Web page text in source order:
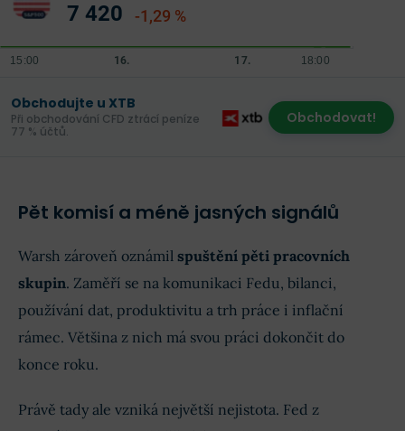
7 420 -1,29 %
Obchodujte u XTB
Při obchodování CFD ztrácí peníze
77 % účtů.
Obchodovat!
Pět komisí a méně jasných signálů
Warsh zároveň oznámil spuštění pěti pracovních
skupin. Zaměří se na komunikaci Fedu, bilanci,
používání dat, produktivitu a trh práce i inflační
rámec. Většina z nich má svou práci dokončit do
konce roku.
Právě tady ale vzniká největší nejistota. Fed z